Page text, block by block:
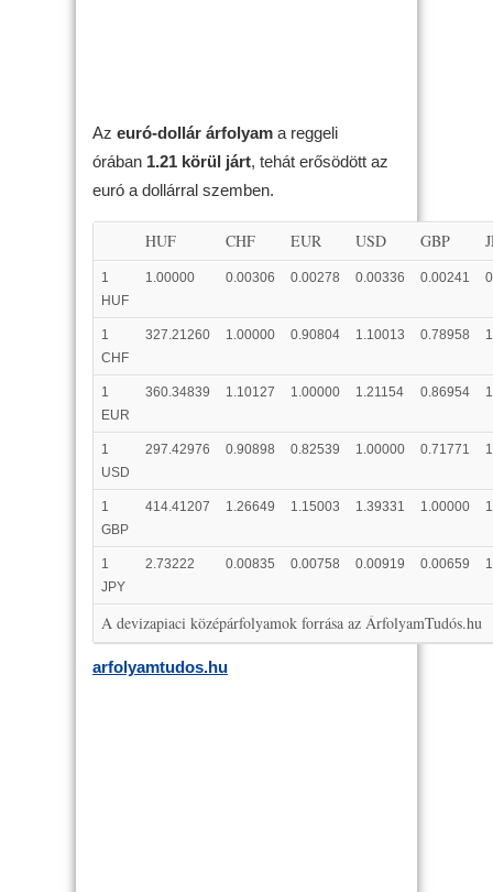
Az euró-dollár árfolyam a reggeli
órában 1.21 körül járt, tehát erősödött az
euró a dollárral szemben.
HUF CHF EUR USD GBP
1
HUF
1.00000 0.00306 0.00278 0.00336 0.00241
1
CHF
327.21260 1.00000 0.90804 1.10013 0.78958
1
EUR
360.34839 1.10127 1.00000 1.21154 0.86954
1
USD
297.42976 0.90898 0.82539 1.00000 0.71771
1
GBP
414.41207 1.26649 1.15003 1.39331 1.00000
1
JPY
2.73222 0.00835 0.00758 0.00919 0.00659
A devizapiaci középárfolyamok forrása az ÁrfolyamTudós.hu
arfolyamtudos.hu